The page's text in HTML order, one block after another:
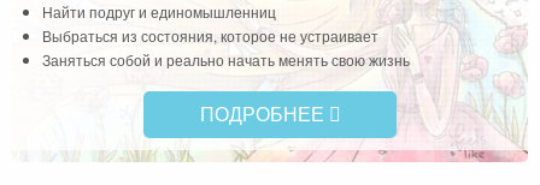
Найти подруг и единомышленниц
Выбраться из состояния, которое не устраивает
Заняться собой и реально начать менять свою жизнь
ПОДРОБНЕЕ